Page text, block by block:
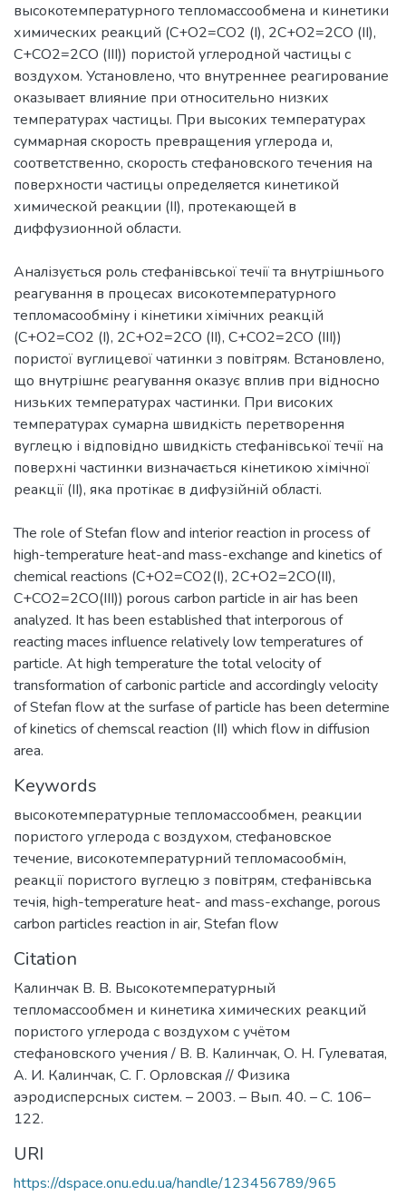
высокотемпературного тепломассообмена и кинетики
химических реакций (С+О2=СО2 (I), 2С+О2=2СО (II),
C+CO2=2CO (III)) пористой углеродной частицы с
воздухом. Установлено, что внутреннее реагирование
оказывает влияние при относительно низких
температурах частицы. При высоких температурах
суммарная скорость превращения углерода и,
соответственно, скорость стефановского течения на
поверхности частицы определяется кинетикой
химической реакции (II), протекающей в
Аналізується роль стефанівської течії та внутрішнього
реагування в процесах високотемпературного
тепломасообміну і кінетики хімічних реакцій
(С+О2=СО2 (I), 2С+О2=2СО (II), C+CO2=2CO (III))
пористої вуглицевої чатинки з повітрям. Встановлено,
що внутрішнє реагування оказує вплив при відносно
низьких температурах частинки. При високих
температурах сумарна швидкість перетворення
вуглецю і відповідно швидкість стефанівської течії на
поверхні частинки визначається кінетикою хімічної
The role of Stefan flow and interior reaction in process of
high-temperature heat-and mass-exchange and kinetics of
chemical reactions (C+O2=CO2(I), 2C+O2=2CO(II),
C+CO2=2CO(III)) porous carbon particle in air has been
analyzed. It has been established that interporous of
reacting maces influence relatively low temperatures of
particle. At high temperature the total velocity of
transformation of carbonic particle and accordingly velocity
of Stefan flow at the surfase of particle has been determine
of kinetics of chemscal reaction (II) which flow in diffusion
area.
Keywords
высокотемпературные тепломассообмен, реакции
пористого углерода с воздухом, стефановское
течение, високотемпературний тепломасообмін,
реакції пористого вуглецю з повітрям, стефанівська
течія, high-temperature heat- and mass-exchange, porous
carbon particles reaction in air, Stefan flow
Citation
Калинчак В. В. Высокотемпературный
тепломассообмен и кинетика химических реакций
пористого углерода с воздухом с учётом
стефановского учения / В. В. Калинчак, О. Н. Гулеватая,
А. И. Калинчак, С. Г. Орловская // Физика
аэродисперсных систем. – 2003. – Вып. 40. – С. 106–
122.
URI
https://dspace.onu.edu.ua/handle/123456789/965